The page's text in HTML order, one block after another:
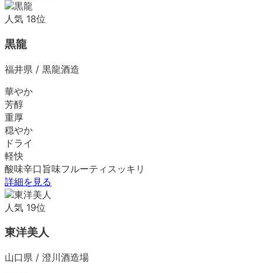
人気 18位
黒龍
福井県 / 黒龍酒造
華やか
芳醇
重厚
穏やか
ドライ
軽快
酸味辛口 旨味フルーティ スッキリ
詳細を見る
人気 19位
東洋美人
山口県 / 澄川酒造場